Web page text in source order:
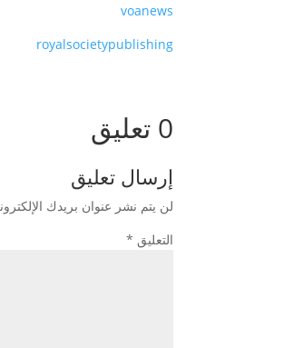
voanews
royalsocietypublishing
0 تعليق
إرسال تعليق
لن يتم نشر عنوان بريدك
التعليق *